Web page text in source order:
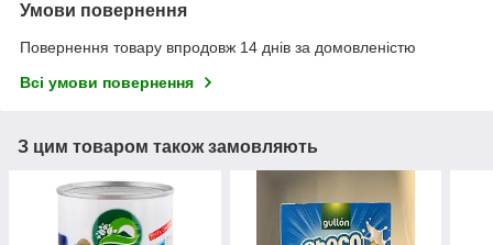
Умови повернення
Повернення товару впродовж 14 днів за домовленістю
Всі умови повернення
З цим товаром також замовляють